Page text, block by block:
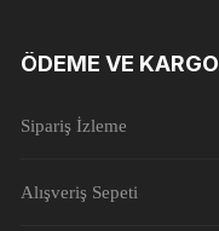
ÖDEME VE KARGO
Sipariş İzleme
Alışveriş Sepeti